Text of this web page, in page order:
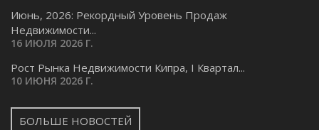
Июнь, 2026: Рекордный Уровень Продаж
Недвижимости...
16 ИЮЛЯ 2026 Г.
Pост Рынка Недвижимости Кипра, I Квартал...
10 ИЮНЯ 2026 Г.
БОЛЬШЕ НОВОСТЕЙ